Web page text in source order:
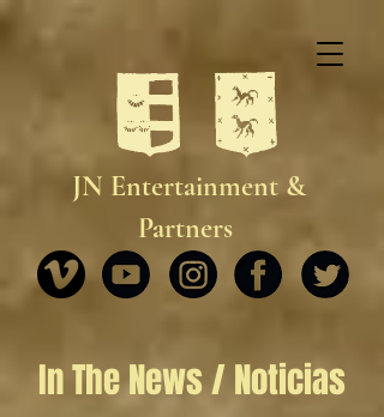
JN Entertainment &
Partners
In The News / Noticias